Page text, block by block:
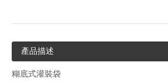
產品描述
糊底式灌裝袋